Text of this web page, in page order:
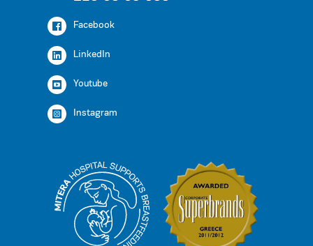
Facebook
LinkedIn
Youtube
Instagram